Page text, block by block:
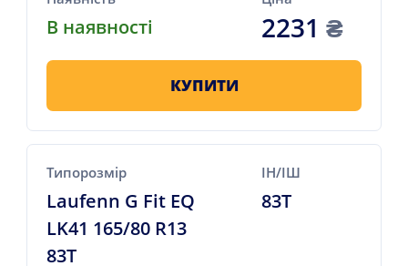
В наявності 2231₴
КУПИТИ
Типорозмір
Laufenn G Fit EQ
LK41 165/80 R13
83T
ІН/ІШ
83T